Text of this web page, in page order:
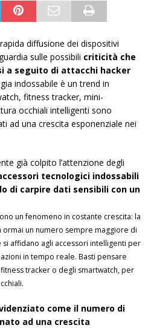
diffusione dei dispositivi
sulle possibili criticità che
a seguito di attacchi hacker
indossabile è un trend in
fitness tracker, mini-
occhiali intelligenti sono
ad una crescita esponenziale nei
già colpito l’attenzione degli
tecnologici indossabili
di carpire dati sensibili con un
un fenomeno in costante crescita: la
un numero sempre maggiore di
si affidano agli accessori intelligenti per
in tempo reale. Basti pensare
tracker o degli smartwatch, per
come il numero di
ad una crescita